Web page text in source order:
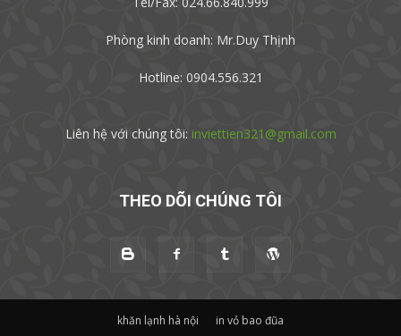
Phòng kinh doanh: Mr.Duy Thịnh
Hotline: 0904.556.321
Liên hệ với chúng tôi: inviettien321@gmail.com
THEO DÕI CHÚNG TÔI
khăn lạnh hà nội in vỏ bao đũa